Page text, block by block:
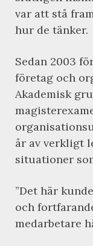
var att stå
hur de tänker.
Sedan 2003
företag och
Akademisk
år av verkligt
situationer
”Det här
och
medarbetare